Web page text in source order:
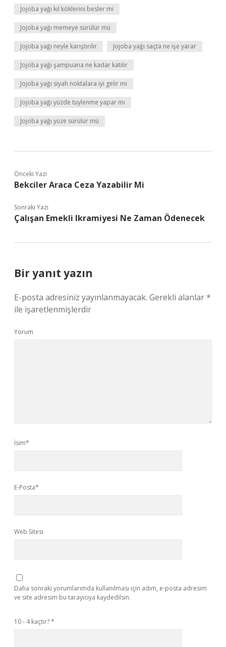
Jojoba yağı kıl köklerini besler mi
Jojoba yağı memeye sürülür mü
Jojoba yağı neyle karıştırılır Jojoba yağı saçta ne işe yarar
Jojoba yağı şampuana ne kadar katılır
Jojoba yağı siyah noktalara iyi gelir mi
Jojoba yağı yüzde tuylenme yapar mı
Jojoba yağı yüze sürülür mü
Önceki Yazı
Bekciler Araca Ceza Yazabilir Mi
Sonraki Yazı
Çalışan Emekli Ikramiyesi Ne Zaman Ödenecek
Bir yanıt yazın
E-posta adresiniz yayınlanmayacak. Gerekli alanlar*
ile işaretlenmişlerdir
Yorum
İsim*
E-Posta*
Web Sitesi
Daha sonraki yorumlarımda kullanılması için adım, e-posta adresim
ve site adresim bu tarayıcıya kaydedilsin.
10 - 4 kaçtır?*